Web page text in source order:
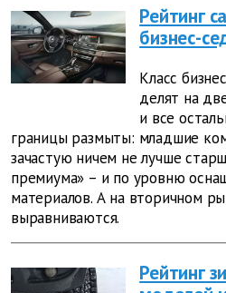
Рейтинг
бизнес-
Класс
делят на
и все
границы размыты: младшие
зачастую ничем не лучше
премиума» – и по уровню
материалов. А на вторичном
выравниваются.
Рейтинг